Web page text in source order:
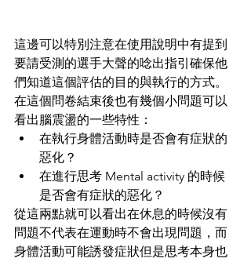
這邊可以特別注意在使用說明中有提到
要請受測的選手大聲的唸出指引確保他
們知道這個評估的目的與執行的方式。
在這個問卷結束後也有幾個小問題可以
看出腦震盪的一些特性：
在執行身體活動時是否會有症狀的
惡化？
在進行思考 Mental activity 的時候
是否會有症狀的惡化？
從這兩點就可以看出在休息的時候沒有
問題不代表在運動時不會出現問題，而
身體活動可能誘發症狀但是思考本身也